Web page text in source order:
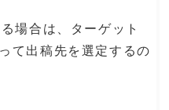
場合は、ターゲット
て出稿先を選定するの